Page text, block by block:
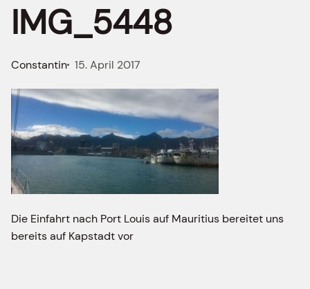
IMG_5448
Constantin 15. April 2017
Die Einfahrt nach Port Louis auf Mauritius bereitet uns
bereits auf Kapstadt vor